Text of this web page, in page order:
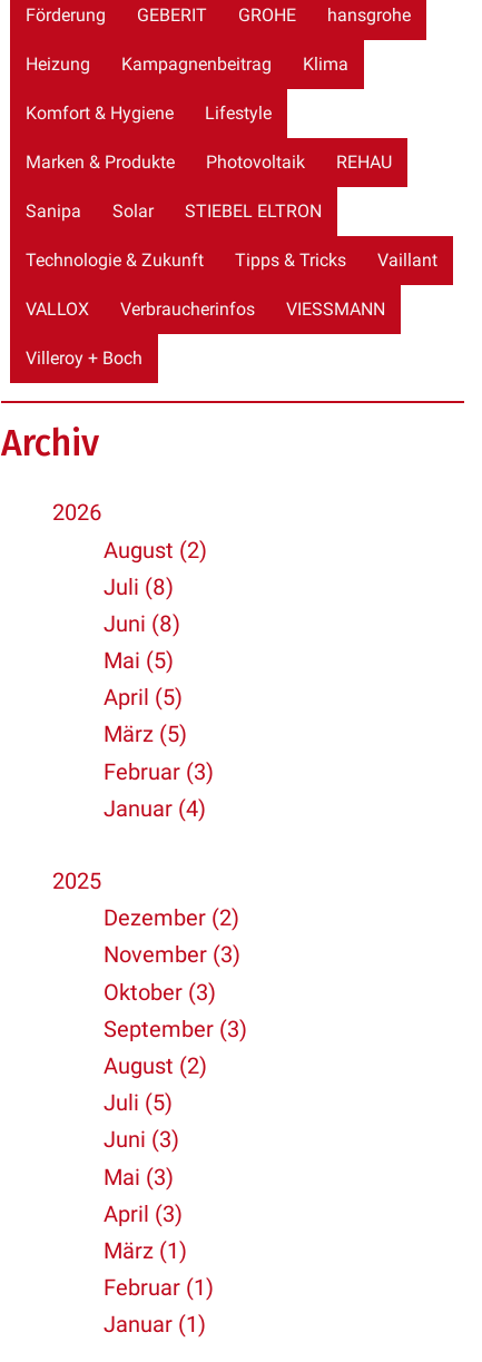
Förderung GEBERIT GROHE hansgrohe
Heizung Kampagnenbeitrag Klima
Komfort & Hygiene Lifestyle
Marken & Produkte Photovoltaik REHAU
Sanipa Solar STIEBEL ELTRON
Technologie & Zukunft Tipps & Tricks Vaillant
VALLOX Verbraucherinfos VIESSMANN
Villeroy + Boch
Archiv
2026
August (2)
Juli (8)
Juni (8)
Mai (5)
April (5)
März (5)
Februar (3)
Januar (4)
2025
Dezember (2)
November (3)
Oktober (3)
September (3)
August (2)
Juli (5)
Juni (3)
Mai (3)
April (3)
März (1)
Februar (1)
Januar (1)